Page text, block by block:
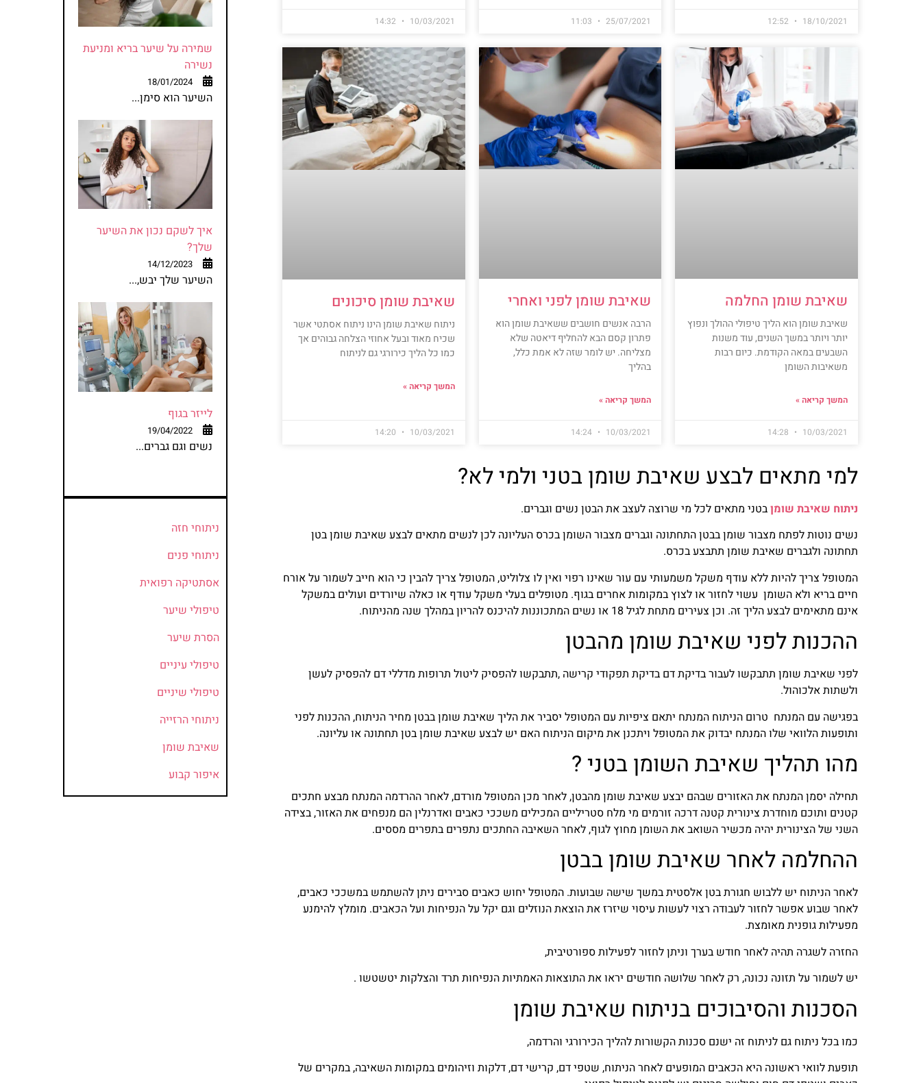
18/10/2021
25/07/2021
10/03/2021
שאיבת שומן החלמה
שאיבת שומן הוא הליך טיפולי ההולך ונפוץ
יותר ויותר במשך השנים, עוד משנות
השבעים במאה הקודמת. כיום רבות
משאיבות השומן
המשך קריאה »
10/03/2021
שאיבת שומן לפני ואחרי
הרבה אנשים חושבים ששאיבת שומן הוא
פתרון קסם הבא להחליף דיאטה שלא
מצליחה. יש לומר שזה לא אמת כלל,
בהליך
המשך קריאה »
10/03/2021
שאיבת שומן סיכונים
ניתוח שאיבת שומן הינו ניתוח אסתטי אשר
שכיח מאוד ובעל אחוזי הצלחה גבוהים אך
כמו כל הליך כירורגי גם לניתוח
המשך קריאה »
10/03/2021
למי מתאים לבצע שאיבת שומן בטני ולמי לא?
ניתוח שאיבת שומןבטני מתאים לכל מי שרוצה לעצב את הבטן נשים וגברים.
נשים נוטות לפתח מצבור שומן בבטן התחתונה וגברים מצבור השומן בכרס העליונה לכן לנשים מתאים לבצע שאיבת שומן בטן
תחתונה ולגברים שאיבת שומן תתבצע בכרס.
המטופל צריך להיות ללא עודף משקל משמעותי עם עור שאינו רפוי ואין לו צלוליט, המטופל צריך להבין כי הוא חייב לשמור על אורח
חיים בריא ולא השומן עשוי לחזור או לצוץ במקומות אחרים בגוף. מטופלים בעלי משקל עודף או כאלה שיורדים ועולים במשקל
אינם מתאימים לבצע הליך זה. וכן צעירים מתחת לגיל 18 או נשים המתכוננות להיכנס להריון במהלך שנה מהניתוח.
ההכנות לפני שאיבת שומן מהבטן
לפני שאיבת שומן תתבקשו לעבור בדיקת דם בדיקת תפקודי קרישה ,תתבקשו להפסיק ליטול תרופות מדללי דם להפסיק לעשן
ולשתות אלכוהול.
בפגישה עם המנתח טרום הניתוח המנתח יתאם ציפיות עם המטופל יסביר את הליך שאיבת שומן בבטן מחיר הניתוח, ההכנות לפני
ותופעות הלוואי שלו המנתח יבדוק את המטופל ויתכנן את מיקום הניתוח האם יש לבצע שאיבת שומן בטן תחתונה או עליונה.
מהו תהליך שאיבת השומן בטני ?
תחילה יסמן המנתח את האזורים שבהם יבצע שאיבת שומן מהבטן, לאחר מכן המטופל מורדם, לאחר ההרדמה המנתח מבצע חתכים
קטנים ותוכם מוחדרת צינורית קטנה דרכה זורמים מי מלח סטריליים המכילים משככי כאבים ואדרנלין הם מנפחים את האזור, בצידה
השני של הצינורית יהיה מכשיר השואב את השומן מחוץ לגוף, לאחר השאיבה החתכים נתפרים בתפרים מססים.
ההחלמה לאחר שאיבת שומן בבטן
לאחר הניתוח יש ללבוש חגורת בטן אלסטית במשך שישה שבועות. המטופל יחוש כאבים סבירים ניתן להשתמש במשככי כאבים,
לאחר שבוע אפשר לחזור לעבודה רצוי לעשות עיסוי שיזרז את הוצאת הנוזלים וגם יקל על הנפיחות ועל הכאבים. מומלץ להימנע
מפעילות גופנית מאומצת.
החזרה לשגרה תהיה לאחר חודש בערך וניתן לחזור לפעילות ספורטיבית,
יש לשמור על תזונה נכונה, רק לאחר שלושה חודשים יראו את התוצאות האמתיות הנפיחות תרד והצלקות יטשטשו .
הסכנות והסיבוכים בניתוח שאיבת שומן
כמו בכל ניתוח גם לניתוח זה ישנם סכנות הקשורות להליך הכירורגי והרדמה,
תופעת לוואי ראשונה היא הכאבים המופעים לאחר הניתוח, שטפי דם, קרישי דם, דלקות וזיהומים במקומות השאיבה, במקרים של
שמירה על שיער בריא ומניעת
נשירה
18/01/2024
השיער הוא סימן...
איך לשקם נכון את השיער
שלך?
14/12/2023
השיער שלך יבש,...
לייזר בגוף
19/04/2022
נשים וגם גברים...
ניתוחי חזה
ניתוחי פנים
אסתטיקה רפואית
טיפולי שיער
הסרת שיער
טיפולי עיניים
טיפולי שיניים
ניתוחי הרזייה
שאיבת שומן
איפור קבוע